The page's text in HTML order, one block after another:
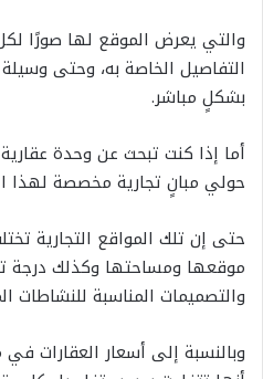
والتي يعرض الموقع لها صورًا
التفاصيل الخاصة به، وحتى
بشكلٍ مباشر.
أما إذا كنت تبحث عن وحدة
حولي مبانٍ تجارية مخصصة لهذا
حتى إن تلك المواقع التجارية
موقعها ومساحتها وكذلك درجة
والتصميمات المناسبة للنشاطات
وبالنسبة إلى أسعار العقارات